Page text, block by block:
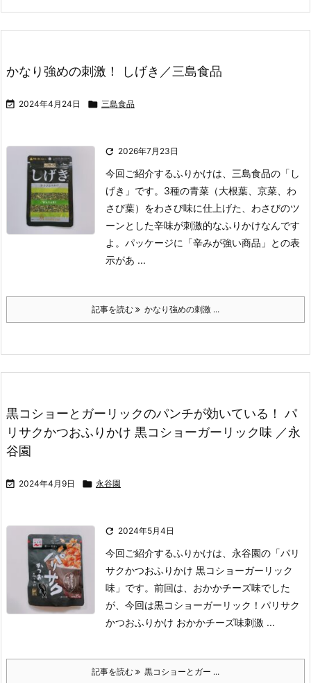
かなり強めの刺激！ しげき／三島食品
 2024年4月24日  三島食品
 2026年7月23日
今回ご紹介するふりかけは、三島食品の「し
げき」です。 3種の青菜（大根葉、京菜、わ
さび葉）をわさび味に仕上げた、わさびのツ
ーンとした辛味が刺激的なふりかけなんです
よ。 パッケージに「辛みが強い商品」との表
示があ ...
記事を読む かなり強めの刺激 ...
黒コショーとガーリックのパンチが効いている！ パ
リサクかつおふりかけ 黒コショーガーリック味 ／永
谷園
 2024年4月9日  永谷園
 2024年5月4日
今回ご紹介するふりかけは、永谷園の「パリ
サクかつおふりかけ 黒コショーガーリック
味」です。 前回は、おかかチーズ味でした
が、今回は黒コショーガーリック！ パリサク
かつおふりかけ おかかチーズ味刺激 ...
記事を読む 黒コショーとガー ...